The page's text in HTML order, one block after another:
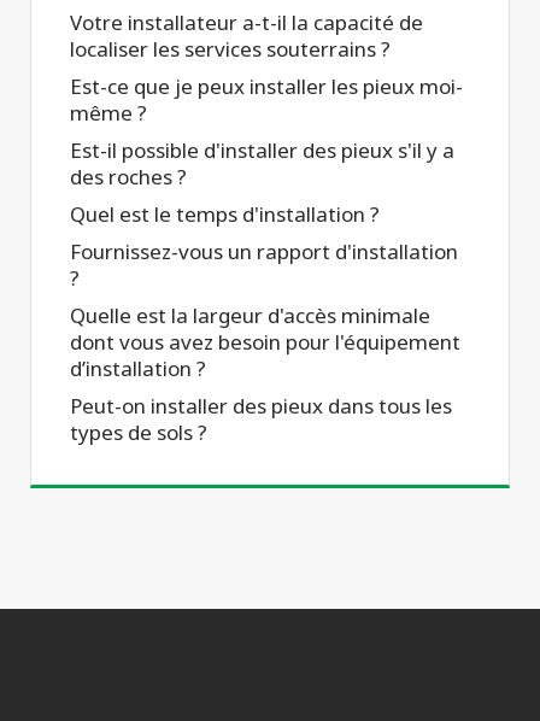
Votre installateur a-t-il la capacité de
localiser les services souterrains ?
Est-ce que je peux installer les pieux moi-
même ?
Est-il possible d'installer des pieux s'il y a
des roches ?
Quel est le temps d'installation ?
Fournissez-vous un rapport d'installation
?
Quelle est la largeur d'accès minimale
dont vous avez besoin pour l'équipement
d’installation ?
Peut-on installer des pieux dans tous les
types de sols ?